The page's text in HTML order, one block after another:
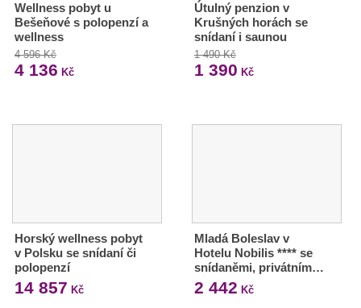
Wellness pobyt u
Bešeňové s polopenzí a
wellness
4 596 Kč
4 136 Kč
Útulný penzion v
Krušných horách se
snídaní i saunou
1 490 Kč
1 390 Kč
Horský wellness pobyt
v Polsku se snídaní či
polopenzí
14 857 Kč
Mladá Boleslav v
Hotelu Nobilis **** se
snídaněmi, privátním…
2 442 Kč